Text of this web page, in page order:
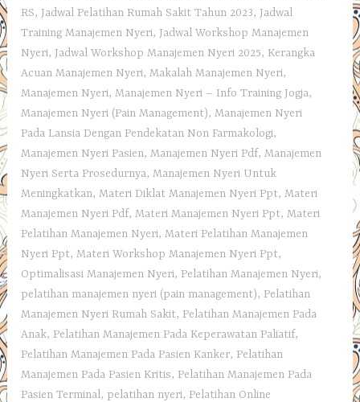
RS, Jadwal Pelatihan Rumah Sakit Tahun 2023, Jadwal
Training Manajemen Nyeri, Jadwal Workshop Manajemen
Nyeri, Jadwal Workshop Manajemen Nyeri 2025, Kerangka
Acuan Manajemen Nyeri,Makalah Manajemen Nyeri,
Manajemen Nyeri,Manajemen Nyeri – Info Training Jogja,
Manajemen Nyeri (Pain Management),Manajemen Nyeri
Pada Lansia Dengan Pendekatan Non Farmakologi,
Manajemen Nyeri Pasien,Manajemen Nyeri Pdf,Manajemen
Nyeri Serta Prosedurnya,Manajemen Nyeri Untuk
Meningkatkan,Materi Diklat Manajemen Nyeri Ppt,Materi
Manajemen Nyeri Pdf,Materi Manajemen Nyeri Ppt,Materi
Pelatihan Manajemen Nyeri,Materi Pelatihan Manajemen
Nyeri Ppt,Materi Workshop Manajemen Nyeri Ppt,
Optimalisasi Manajemen Nyeri, Pelatihan Manajemen Nyeri,
pelatihan manajemen nyeri (pain management), Pelatihan
Manajemen Nyeri Rumah Sakit, Pelatihan Manajemen Pada
Anak, Pelatihan Manajemen Pada Keperawatan Paliatif,
Pelatihan Manajemen Pada Pasien Kanker, Pelatihan
Manajemen Pada Pasien Kritis, Pelatihan Manajemen Pada
Pasien Terminal, pelatihan nyeri, Pelatihan Online